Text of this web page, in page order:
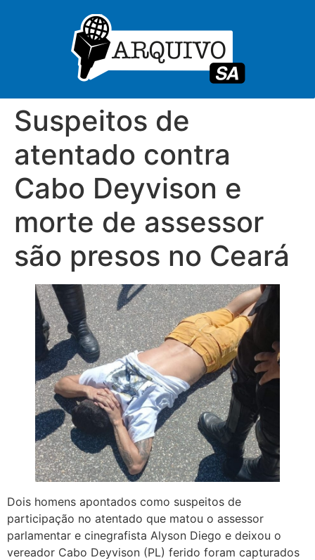
Suspeitos de
atentado contra
Cabo Deyvison e
morte de assessor
são presos no Ceará
Dois homens apontados como suspeitos de
participação no atentado que matou o assessor
parlamentar e cinegrafista Alyson Diego e deixou o
vereador Cabo Deyvison (PL) ferido foram capturados